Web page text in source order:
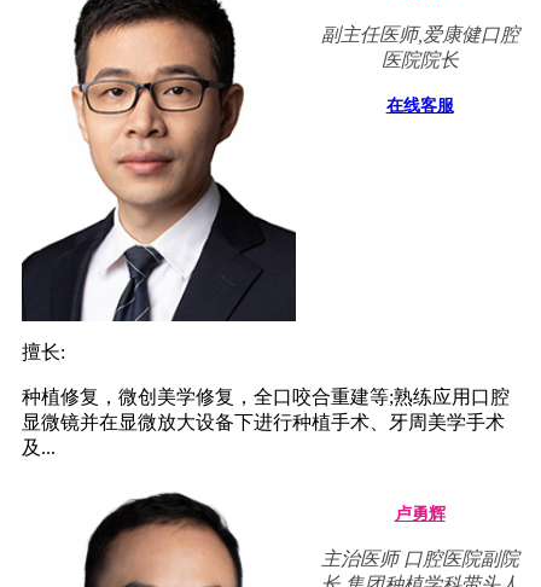
副主任医师,爱康健口腔
医院院长
在线客服
擅长:
种植修复，微创美学修复，全口咬合重建等;熟练应用口腔
显微镜并在显微放大设备下进行种植手术、牙周美学手术
及...
卢勇辉
主治医师 口腔医院副院